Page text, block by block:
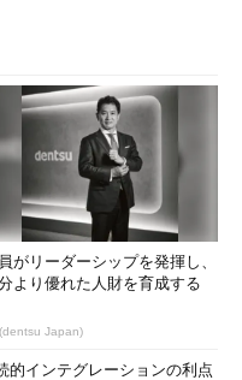
がリーダーシップを発揮し、
より優れた人財を育成する
Japan)
的インテグレーションの利点